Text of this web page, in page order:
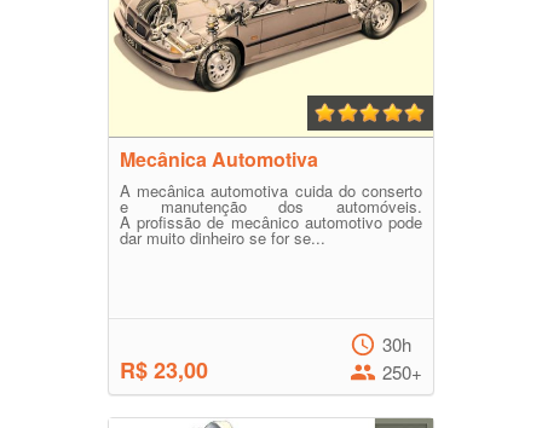
Mecânica Automotiva
A mecânica automotiva cuida do conserto
e manutenção dos automóveis.
A profissão de mecânico automotivo pode
dar muito dinheiro se for se...
R$ 23,00
30h
250+